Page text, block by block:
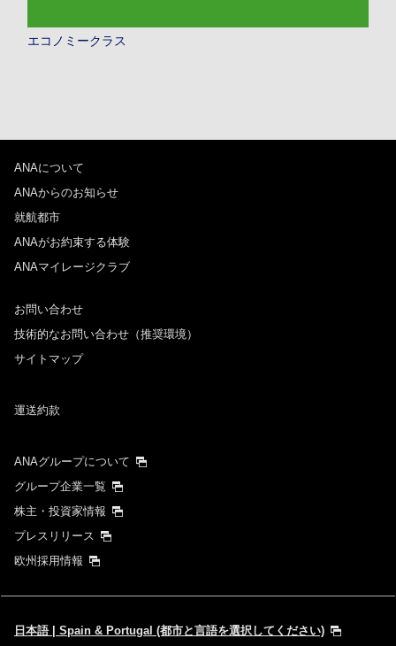
エコノミークラス
ANAについて
ANAからのお知らせ
就航都市
ANAがお約束する体験
ANAマイレージクラブ
お問い合わせ
技術的なお問い合わせ（推奨環境）
サイトマップ
運送約款
ANAグループについて
グループ企業一覧
株主・投資家情報
プレスリリース
欧州採用情報
日本語 | Spain & Portugal (都市と言語を選択してください)